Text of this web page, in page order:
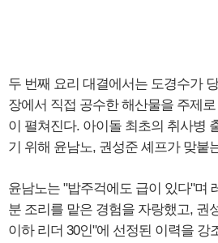
두 번째 요리 대결에서는 도경수가
장에서 직접 공수한 해산물을 주제
이 펼쳐진다. 아이돌 최초의 취사병
기 위해 윤남노, 권성준 셰프가 맞붙
윤남노는 "밥주걱에도 급이 있다"며
분 조리를 맡은 경험을 자랑했고, 권
이하 리더 30인"에 선정된 이력을 강